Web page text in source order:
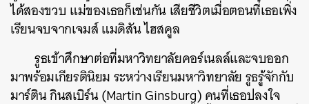
ได้สองขวบ แม่ของเธอก็เช่นกันเสียชีวิตเมื่อตอนที่เธอเพิ่ง
เรียนจบจากเจมส์แมดิสันไฮสคูล
รูธเข้าศึกษาต่อที่มหาวิทยาลัยคอร์เนลล์และจบออก
มาพร้อมเกียรตินิยมระหว่างเรียนมหาวิทยาลัยรูธรู้จักกับ
มาร์ตินกินสเบิร์น(Martin Ginsburg)คนที่เธอปลงใจ